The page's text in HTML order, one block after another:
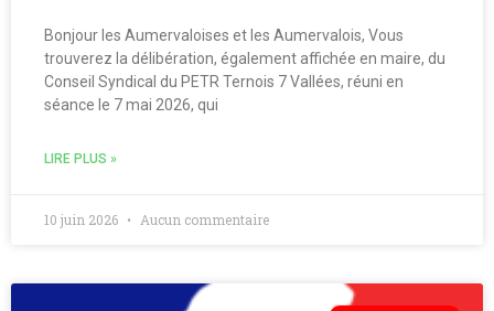
Bonjour les Aumervaloises et les Aumervalois, Vous
trouverez la délibération, également affichée en maire, du
Conseil Syndical du PETR Ternois 7 Vallées, réuni en
séance le 7 mai 2026, qui
LIRE PLUS »
10 juin 2026 Aucun commentaire